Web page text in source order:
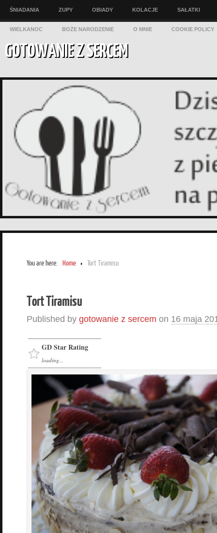
ŚNIADANIA ZUPY OBIADY KOLACJE SAŁATKI
WIELKANOC BOŻE NARODZENIE O MNIE COOKIE POLICY
GOTOWANIE Z SERCEM
You are here: Home Tort Tiramisu
Tort Tiramisu
Published by gotowanie z sercem on 16 maja
GD Star Rating
loading...